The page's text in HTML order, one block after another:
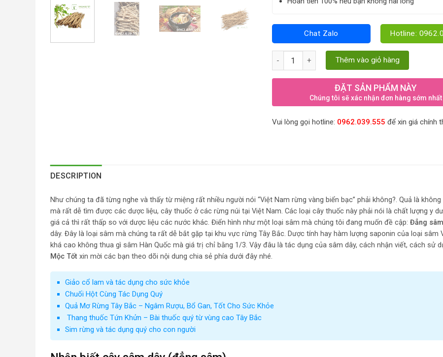
Chat Zalo Hotline:
Đẳng sâm rừng - sâm Việt giá trị quốc tế quantity
Thêm vào giỏ hàng
ĐẶT SẢN PHẨM NÀY
Chúng tôi sẽ xác nhận đơn hàng sớm nhất
Vui lòng gọi hotline: 0962.039.555 để xin giá chính
DESCRIPTION
Như chúng ta đã từng nghe và thấy từ miệng rất nhiều người nói “Việt Nam rừng vàng biển bạc” phải không?. Quả là không
mà rất dễ tìm được các dược liệu, cây thuốc ở các rừng núi tại Việt Nam. Các loại cây thuốc này phải nói là chất lượng y
giá cả thì rất thấp so với dược liệu các nước khác. Điển hình như một loại sâm mà chúng tôi đang muốn đề cập: Đẳng sâm
dây. Đây là loại sâm mà chúng ta rất dễ bắt gặp tại khu vực rừng Tây Bắc. Dược tính hay hàm lượng saponin của loại sâm
khá cao không thua gì sâm Hàn Quốc mà giá trị chỉ bằng 1/3. Vậy đâu là tác dụng của sâm dây, cách nhận viết, cách sử
Mộc Tốt xin mời các bạn theo dõi nội dung chia sẻ phía dưới đây nhé.
Giảo cổ lam và tác dụng cho sức khỏe
Chuối Hột Cùng Tác Dụng Quý
Quả Mơ Rừng Tây Bắc – Ngâm Rượu, Bổ Gan, Tốt Cho Sức Khỏe
Thang thuốc Tứn Khửn – Bài thuốc quý từ vùng cao Tây Bắc
Sim rừng và tác dụng quý cho con người